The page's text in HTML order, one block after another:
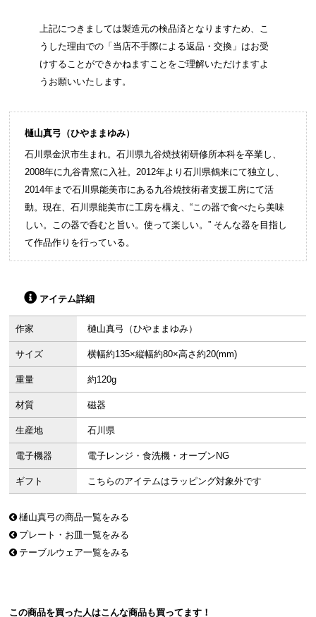
上記につきましては製造元の検品済となりますため、こ
うした理由での「当店不手際による返品・交換」はお受
けすることができかねますことをご理解いただけますよ
うお願いいたします。
樋山真弓（ひやままゆみ）
石川県金沢市生まれ。石川県九谷焼技術研修所本科を卒業し、
2008年に九谷青窯に入社。2012年より石川県鶴来にて独立し、
2014年まで石川県能美市にある九谷焼技術者支援工房にて活
動。現在、石川県能美市に工房を構え、“この器で食べたら美味
しい。この器で呑むと旨い。使って楽しい。” そんな器を目指し
て作品作りを行っている。
アイテム詳細
作家 樋山真弓（ひやままゆみ）
サイズ 横幅約135×縦幅約80×高さ約20(mm)
重量 約120g
材質 磁器
生産地 石川県
電子機器 電子レンジ・食洗機・オーブンNG
ギフト こちらのアイテムはラッピング対象外です
樋山真弓の商品一覧をみる
プレート・お皿一覧をみる
テーブルウェア一覧をみる
この商品を買った人はこんな商品も買ってます！